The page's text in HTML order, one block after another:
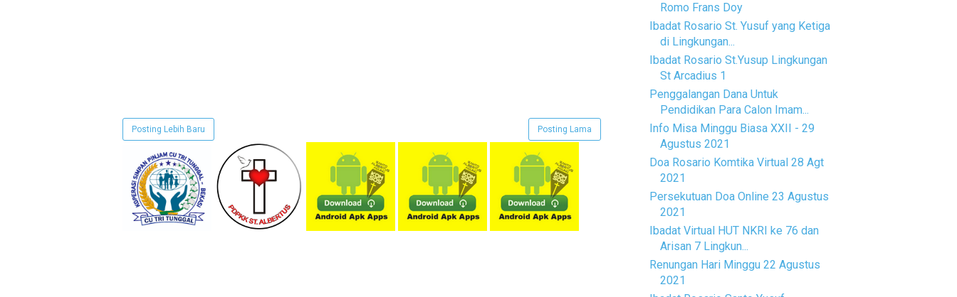
Posting Lebih Baru Posting Lama
Romo Frans Doy
Ibadat Rosario St. Yusuf yang Ketiga
di Lingkungan...
Ibadat Rosario St.Yusup Lingkungan
St Arcadius 1
Penggalangan Dana Untuk
Pendidikan Para Calon Imam...
Info Misa Minggu Biasa XXII - 29
Agustus 2021
Doa Rosario Komtika Virtual 28 Agt
2021
Persekutuan Doa Online 23 Agustus
2021
Ibadat Virtual HUT NKRI ke 76 dan
Arisan 7 Lingkun...
Renungan Hari Minggu 22 Agustus
2021